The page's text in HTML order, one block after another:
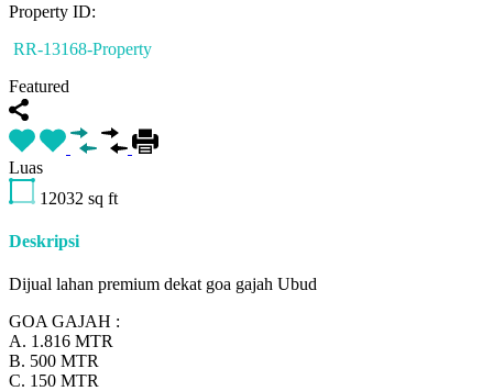
Property ID:
RR-13168-Property
Featured
Luas
12032 sq ft
Deskripsi
Dijual lahan premium dekat goa gajah Ubud
GOA GAJAH :
A. 1.816 MTR
B. 500 MTR
C. 150 MTR